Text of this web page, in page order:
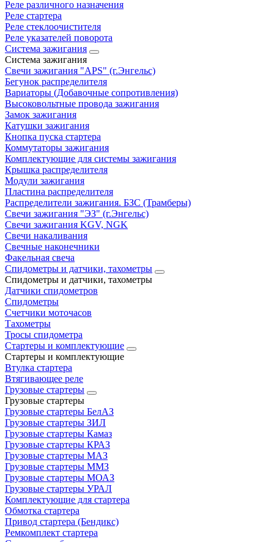
Реле различного назначения
Реле стартера
Реле стеклоочистителя
Реле указателей поворота
Система зажигания
Система зажигания
Свечи зажигания "APS" (г.Энгельс)
Бегунок распределителя
Вариаторы (Добавочные сопротивления)
Высоковольтные провода зажигания
Замок зажигания
Катушки зажигания
Кнопка пуска стартера
Коммутаторы зажигания
Комплектующие для системы зажигания
Крышка распределителя
Модули зажигания
Пластина распределителя
Распределители зажигания. БЗС (Трамберы)
Свечи зажигания "ЭЗ" (г.Энгельс)
Свечи зажигания KGV, NGK
Свечи накаливания
Свечные наконечники
Факельная свеча
Спидометры и датчики, тахометры
Спидометры и датчики, тахометры
Датчики спидометров
Спидометры
Счетчики моточасов
Тахометры
Тросы спидометра
Стартеры и комплектующие
Стартеры и комплектующие
Втулка стартера
Втягивающее реле
Грузовые стартеры
Грузовые стартеры
Грузовые стартеры БелАЗ
Грузовые стартеры ЗИЛ
Грузовые стартеры Камаз
Грузовые стартеры КРАЗ
Грузовые стартеры МАЗ
Грузовые стартеры ММЗ
Грузовые стартеры МОАЗ
Грузовые стартеры УРАЛ
Комплектующие для стартера
Обмотка стартера
Привод стартера (Бендикс)
Ремкомплект стартера